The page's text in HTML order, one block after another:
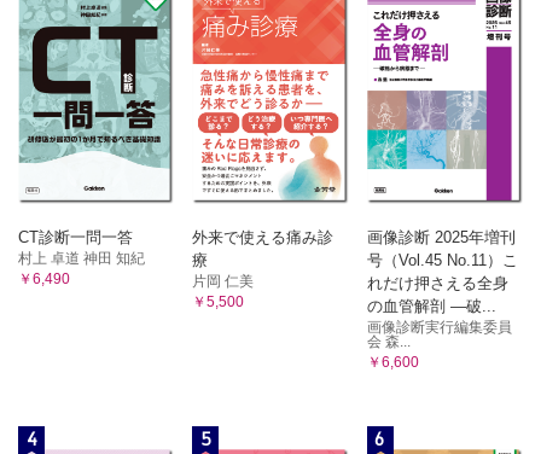
CT診断一問一答
村上 卓道 神田 知紀
￥6,490
外来で使える痛み診
療
片岡 仁美
￥5,500
画像診断 2025年増刊
号（Vol.45 No.11）こ
れだけ押さえる全身
の血管解剖 ―破...
画像診断実行編集委員
会 森...
￥6,600
4 5 6